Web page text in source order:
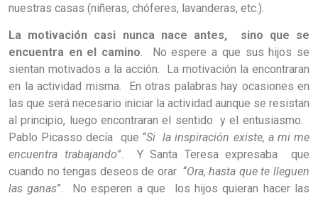
nuestras casas (niñeras, chóferes, lavanderas, etc.).
La motivación casi nunca nace antes, sino que se
encuentra en el camino. No espere a que sus hijos se
sientan motivados a la acción. La motivación la encontraran
en la actividad misma. En otras palabras hay ocasiones en
las que será necesario iniciar la actividad aunque se resistan
al principio, luego encontraran el sentido y el entusiasmo.
Pablo Picasso decía que “Si la inspiración existe, a mi me
encuentra trabajando”. Y Santa Teresa expresaba que
cuando no tengas deseos de orar “Ora, hasta que te lleguen
las ganas”. No esperen a que los hijos quieran hacer las